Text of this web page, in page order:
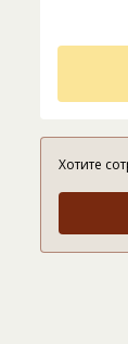
Хотите